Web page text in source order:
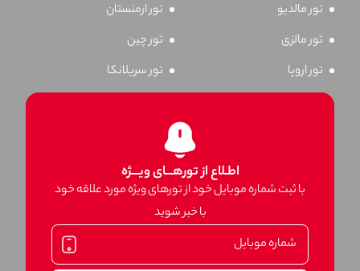
تور مالدیو
تور ارمنستان
تور مالزی
تور چین
تور اروپا
تور سریلانکا
اطـلاع از تورهـــای ویـــژه
با ثبت شماره موبایل خود از تورهای ویژه مورد علاقه خود
با خبر شوید